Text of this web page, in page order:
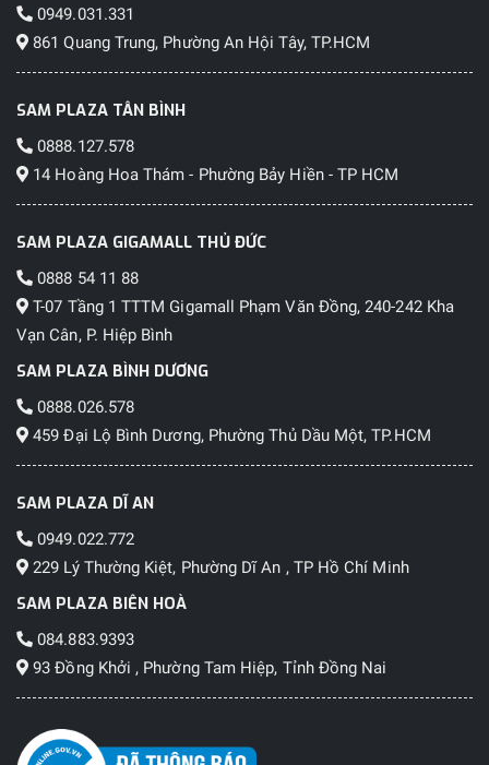
0949.031.331
861 Quang Trung, Phường An Hội Tây, TP.HCM
SAM PLAZA TÂN BÌNH
0888.127.578
14 Hoàng Hoa Thám - Phường Bảy Hiền - TP HCM
SAM PLAZA GIGAMALL THỦ ĐỨC
0888 54 11 88
T-07 Tầng 1 TTTM Gigamall Phạm Văn Đồng, 240-242 Kha
Vạn Cân, P. Hiệp Bình
SAM PLAZA BÌNH DƯƠNG
0888.026.578
459 Đại Lộ Bình Dương, Phường Thủ Dầu Một, TP.HCM
SAM PLAZA DĨ AN
0949.022.772
229 Lý Thường Kiệt, Phường Dĩ An , TP Hồ Chí Minh
SAM PLAZA BIÊN HOÀ
084.883.9393
93 Đồng Khởi , Phường Tam Hiệp, Tỉnh Đồng Nai